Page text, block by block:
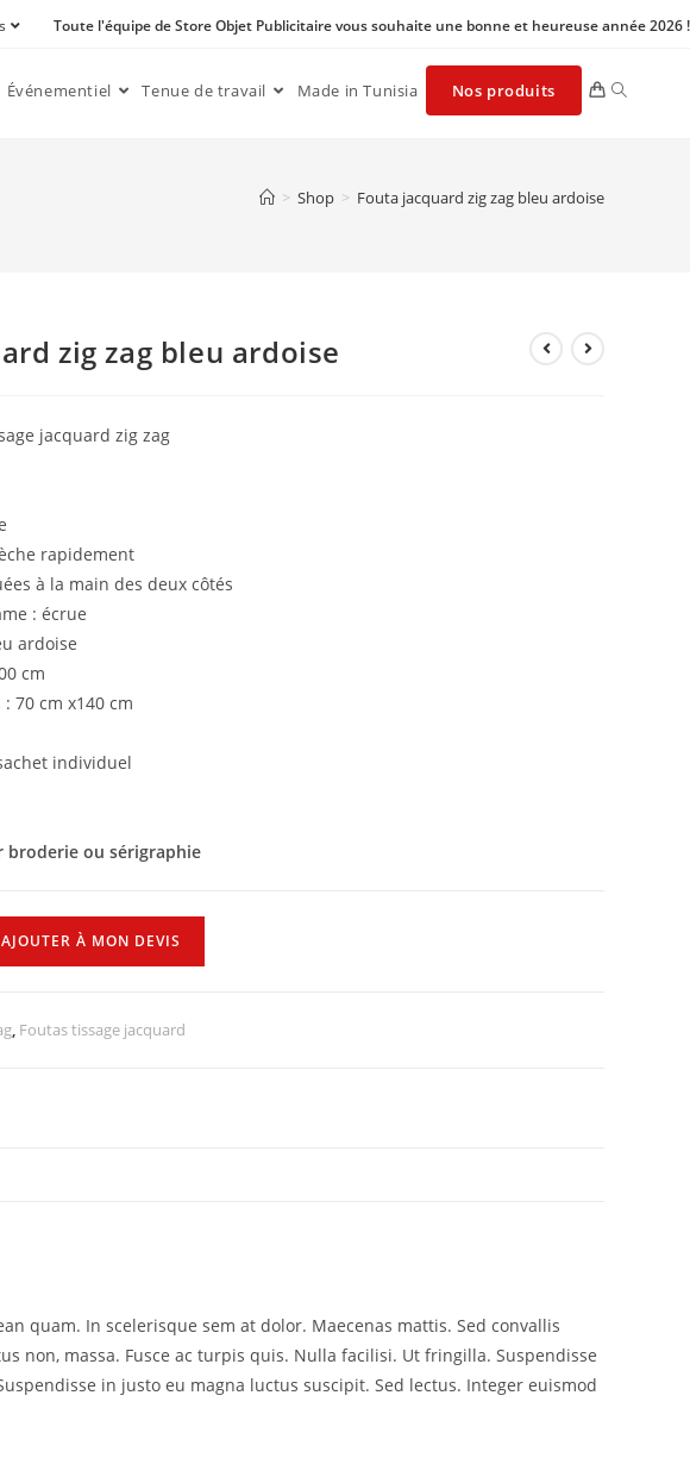
Toute l'équipe de Store Objet Publicitaire vous souhaite une bonne et heureuse année 2026 !
Événementiel Tenue de travail Made in Tunisia Nos produits
> Shop > Fouta jacquard zig zag bleu ardoise
zig zag bleu ardoise
jacquard zig zag
rapidement
à la main des deux côtés
: écrue
ardoise
cm
70 cm x140 cm
individuel
broderie ou sérigraphie
AJOUTER À MON DEVIS
, Foutas tissage jacquard
quam. In scelerisque sem at dolor. Maecenas mattis. Sed convallis
non, massa. Fusce ac turpis quis. Nulla facilisi. Ut fringilla. Suspendisse
in justo eu magna luctus suscipit. Sed lectus. Integer euismod